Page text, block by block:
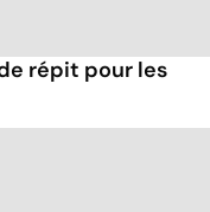
répit pour les